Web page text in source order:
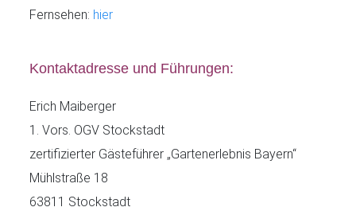
Fernsehen: hier
Kontaktadresse und Führungen:
Erich Maiberger
1. Vors. OGV Stockstadt
zertifizierter Gästeführer „Gartenerlebnis Bayern“
Mühlstraße 18
63811 Stockstadt